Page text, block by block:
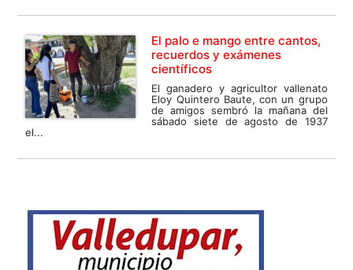
El palo e mango entre cantos,
recuerdos y exámenes
científicos
El ganadero y agricultor vallenato
Eloy Quintero Baute, con un grupo
de amigos sembró la mañana del
sábado siete de agosto de 1937
el...